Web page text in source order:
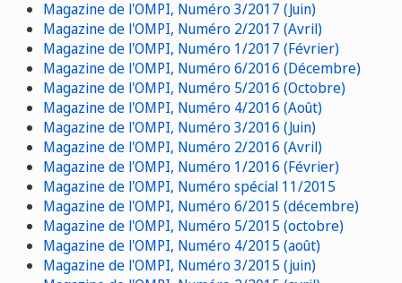
Magazine de l'OMPI, Numéro 3/2017 (Juin)
Magazine de l'OMPI, Numéro 2/2017 (Avril)
Magazine de l'OMPI, Numéro 1/2017 (Février)
Magazine de l'OMPI, Numéro 6/2016 (Décembre)
Magazine de l'OMPI, Numéro 5/2016 (Octobre)
Magazine de l'OMPI, Numéro 4/2016 (Août)
Magazine de l'OMPI, Numéro 3/2016 (Juin)
Magazine de l'OMPI, Numéro 2/2016 (Avril)
Magazine de l'OMPI, Numéro 1/2016 (Février)
Magazine de l'OMPI, Numéro spécial 11/2015
Magazine de l'OMPI, Numéro 6/2015 (décembre)
Magazine de l'OMPI, Numéro 5/2015 (octobre)
Magazine de l'OMPI, Numéro 4/2015 (août)
Magazine de l'OMPI, Numéro 3/2015 (juin)